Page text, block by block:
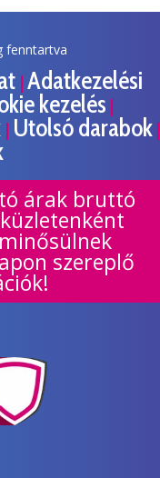
fenntartva
| Adatkezelési
kezelés |
| Utolsó darabok|
árak bruttó
szereplő